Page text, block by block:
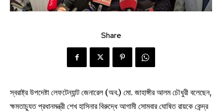
Share
স্বরাষ্ট্র উপদেষ্টা লেফটেন্যান্ট জেনারেল (অব.) মো. জাহাঙ্গীর আলম চৌধুরী বলেছেন,
ক্ষমতাচ্যুত প্রধানমন্ত্রী শেখ হাসিনার বিরুদ্ধে আগামী সোমবার ঘোষিত রায়কে কেন্দ্র